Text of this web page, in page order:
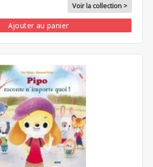
Voir la collection >
Ajouter au panier